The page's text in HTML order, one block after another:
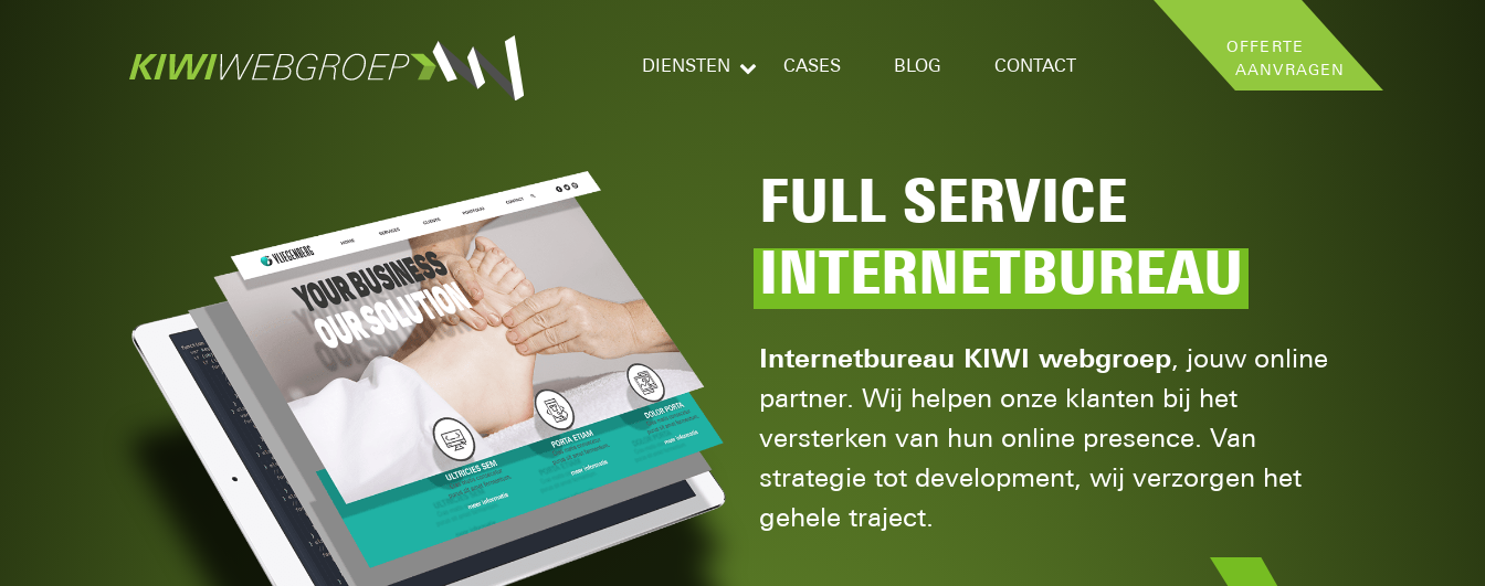
OFFERTE
AANVRAGEN
DIENSTEN CASES BLOG CONTACT
FULL SERVICE
INTERNETBUREAU
Internetbureau KIWI webgroep, jouw online
partner. Wij helpen onze klanten bij het
versterken van hun online presence. Van
strategie tot development, wij verzorgen het
gehele traject.